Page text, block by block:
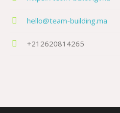
hello@team-building.ma
+212620814265